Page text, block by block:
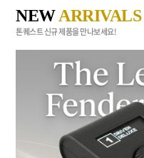
NEWARRIVALS
톤퀘스트 신규 제품을 만나보세요!